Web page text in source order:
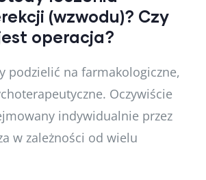
(wzwodu)? Czy
operacja?
podzielić na farmakologiczne,
Oczywiście
indywidualnie przez
w zależności od wielu